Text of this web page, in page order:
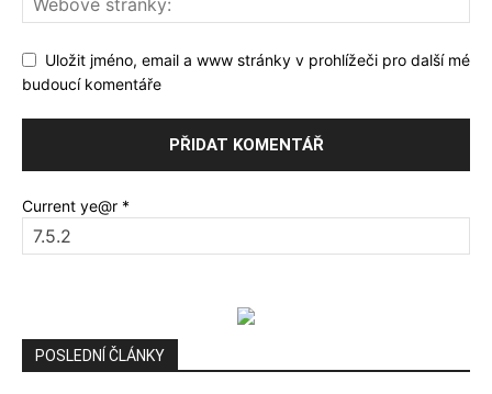
Uložit jméno, email a www stránky v prohlížeči pro další mé
budoucí komentáře
Current ye@r *
POSLEDNÍ ČLÁNKY